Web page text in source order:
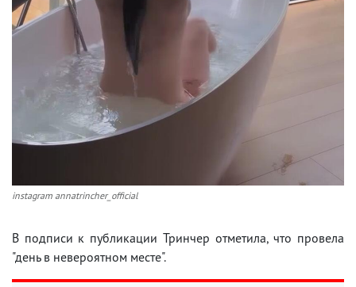
instagram annatrincher_official
В подписи к публикации Тринчер отметила, что провела
"день в невероятном месте".